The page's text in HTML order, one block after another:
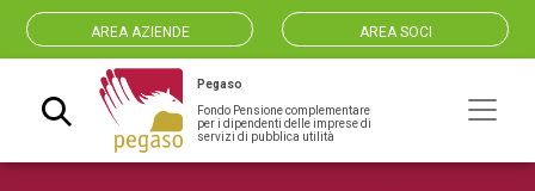
AREA AZIENDE AREA SOCI
Navigazione principale
Pegaso
Fondo Pensione complementare
per i dipendenti delle imprese di
servizi di pubblica utilità